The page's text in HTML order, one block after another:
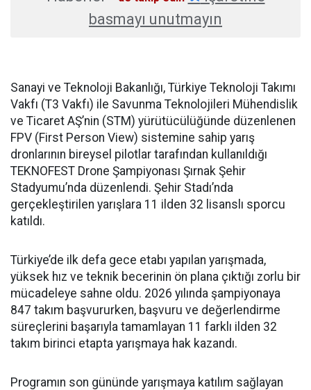
basmayı unutmayın
Sanayi ve Teknoloji Bakanlığı, Türkiye Teknoloji Takımı
Vakfı (T3 Vakfı) ile Savunma Teknolojileri Mühendislik
ve Ticaret AŞ’nin (STM) yürütücülüğünde düzenlenen
FPV (First Person View) sistemine sahip yarış
dronlarının bireysel pilotlar tarafından kullanıldığı
TEKNOFEST Drone Şampiyonası Şırnak Şehir
Stadyumu’nda düzenlendi. Şehir Stadı’nda
gerçekleştirilen yarışlara 11 ilden 32 lisanslı sporcu
katıldı.
Türkiye’de ilk defa gece etabı yapılan yarışmada,
yüksek hız ve teknik becerinin ön plana çıktığı zorlu bir
mücadeleye sahne oldu. 2026 yılında şampiyonaya
847 takım başvururken, başvuru ve değerlendirme
süreçlerini başarıyla tamamlayan 11 farklı ilden 32
takım birinci etapta yarışmaya hak kazandı.
Programın son gününde yarışmaya katılım sağlayan